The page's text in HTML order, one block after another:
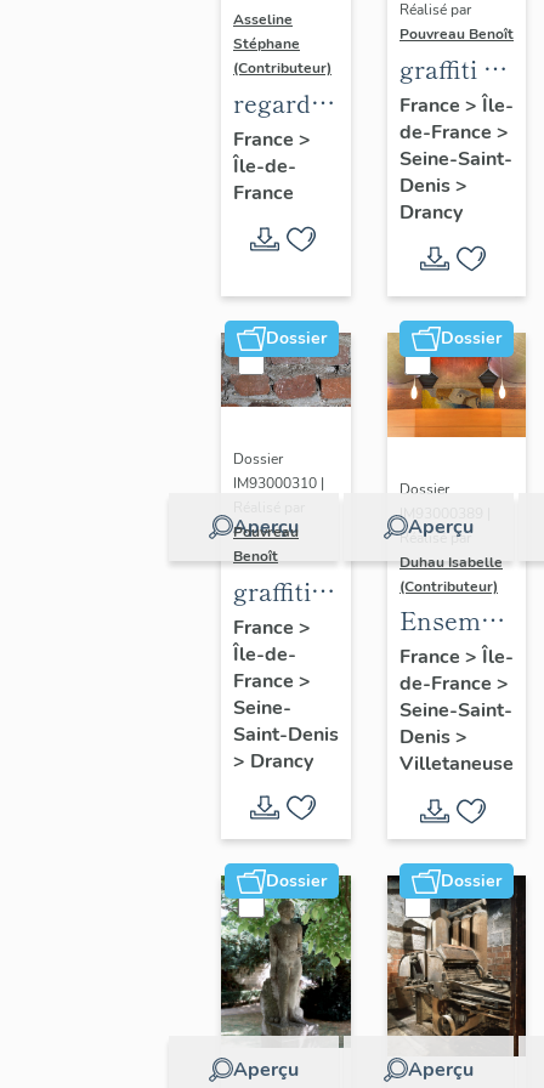
Asseline
Stéphane
(Contributeur)
regard
photographique
sur les
paysages
de la
de
France.
France >
Île-de-
France
Réalisé par
Pouvreau Benoît
graffiti de
chambrée
sur
revers de
façade
France > Île-
de-France >
Seine-Saint-
Denis>
Drancy
Dossier
Aperçu
Dossier
IM93000310 |
Pouvreau
Benoît
graffiti
sur murs
et
charpentes
des
"caves-
prisons
France >
Île-de-
France >
Seine-
Saint-Denis
> Drancy
Dossier
Aperçu
Dossier
IM93000389 |
Réalisé par
Duhau Isabelle
(Contributeur)
Ensemble
de deux
décors
France > Île-
de-France >
Seine-Saint-
Denis>
Villetaneuse
Dossier
Aperçu
Dossier
Aperçu